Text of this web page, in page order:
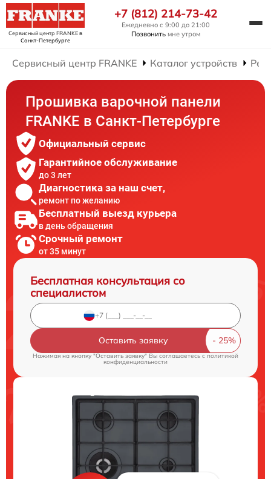
Сервисный центр FRANKEв
Санкт-Петербурге
+7 (812) 214-73-42
Ежедневно с 9:00 до 21:00
Позвонить мне утром
Сервисный центр FRANKE Каталог устройств
Прошивка варочной панели
FRANKE в Санкт-Петербурге
Официальный сервис
Гарантийное обслуживание
до 3 лет
Диагностика за наш счет,
ремонт по желанию
Бесплатный выезд курьера
в день обращения
Срочный ремонт
от 35 минут
Бесплатная консультация со
специалистом
Оставить заявку
Нажимая на кнопку "Оставить заявку" Вы соглашаетесь cполитикой
конфиденциальности